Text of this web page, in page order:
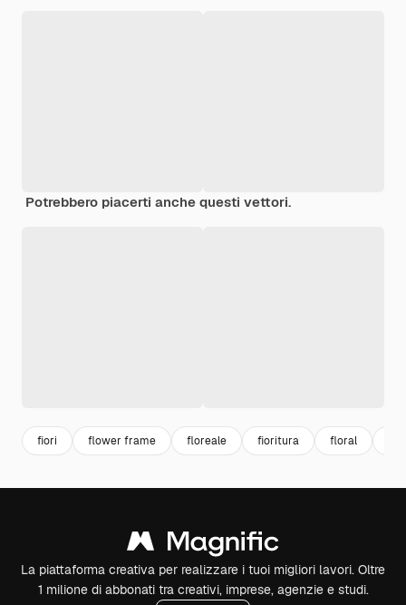
Potrebbero piacerti anche questi vettori.
fiori flower frame floreale fioritura floral
La piattaforma creativa per realizzare i tuoi migliori lavori. Oltre
1 milione di abbonati tra creativi, imprese, agenzie e studi.